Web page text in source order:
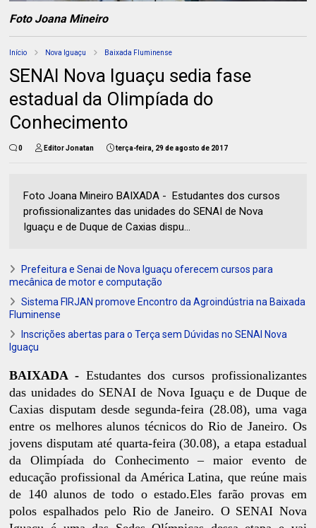
Foto Joana Mineiro
Início Nova Iguaçu Baixada Fluminense
SENAI Nova Iguaçu sedia fase
estadual da Olimpíada do
Conhecimento
0 Editor Jonatan terça-feira, 29 de agosto de 2017
Foto Joana Mineiro BAIXADA - Estudantes dos cursos
profissionalizantes das unidades do SENAI de Nova
Iguaçu e de Duque de Caxias dispu...
Prefeitura e Senai de Nova Iguaçu oferecem cursos para
mecânica de motor e computação
Sistema FIRJAN promove Encontro da Agroindústria na Baixada
Fluminense
Inscrições abertas para o Terça sem Dúvidas no SENAI Nova
Iguaçu
BAIXADA - Estudantes dos cursos profissionalizantes
das unidades do SENAI de Nova Iguaçu e de Duque de
Caxias disputam desde segunda-feira (28.08), uma vaga
entre os melhores alunos técnicos do Rio de Janeiro. Os
jovens disputam até quarta-feira (30.08), a etapa estadual
da Olimpíada do Conhecimento – maior evento de
educação profissional da América Latina, que reúne mais
de 140 alunos de todo o estado.Eles farão provas em
polos espalhados pelo Rio de Janeiro. O SENAI Nova